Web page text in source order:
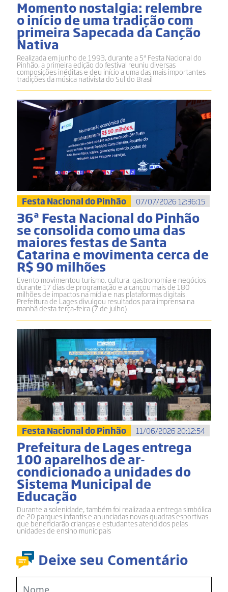
Deixe seu Comentário
Momento nostalgia: relembre
o início de uma tradição com
primeira Sapecada da Canção
Nativa
Realizada em junho de 1993, durante a 5ª Festa Nacional do
Pinhão, a primeira edição do festival reuniu diversas
composições inéditas e deu início a uma das mais importantes
tradições da música nativista do Sul do Brasil
Festa Nacional do Pinhão 07/07/2026 12:36:15
36ª Festa Nacional do Pinhão
se consolida como uma das
maiores festas de Santa
Catarina e movimenta cerca de
R$ 90 milhões
Evento movimentou turismo, cultura, gastronomia e negócios
durante 17 dias de programação e alcançou mais de 180
milhões de impactos na mídia e nas plataformas digitais.
Prefeitura de Lages divulgou resultados para imprensa na
manhã desta terça-feira (7 de julho)
Festa Nacional do Pinhão 11/06/2026 20:12:54
Prefeitura de Lages entrega
100 aparelhos de ar-
condicionado a unidades do
Sistema Municipal de
Educação
Durante a solenidade, também foi realizada a entrega simbólica
de 20 parques infantis e anunciadas novas quadras esportivas
que beneficiarão crianças e estudantes atendidos pelas
unidades de ensino municipais